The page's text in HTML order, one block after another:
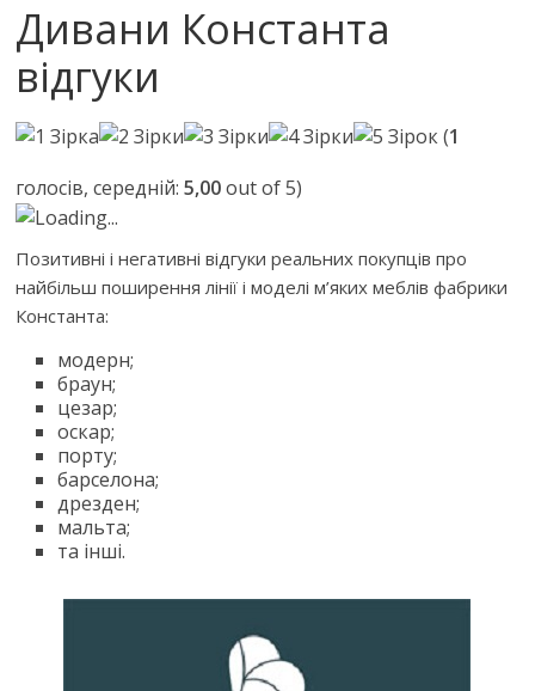
Дивани Константа
відгуки
(1
голосів, середній:5,00out of 5)
Loading...
Позитивні і негативні відгуки реальних покупців про
найбільш поширення лінії і моделі м’яких меблів фабрики
Константа:
модерн;
браун;
цезар;
оскар;
порту;
барселона;
дрезден;
мальта;
та інші.